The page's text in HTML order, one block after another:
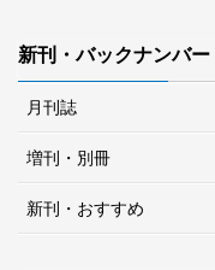
新刊・バックナンバー
月刊誌
増刊・別冊
新刊・おすすめ